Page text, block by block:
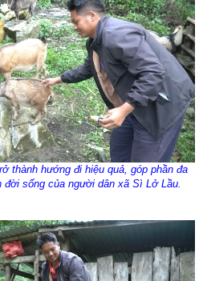
thành hướng đi hiệu quả, góp phần đa
đời sống của người dân xã Sì Lở Lầu.